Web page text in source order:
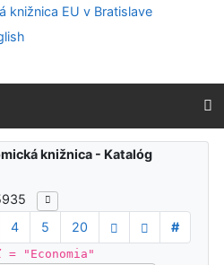
knižnica - Katalóg
4 5 20
#
= "Economia"